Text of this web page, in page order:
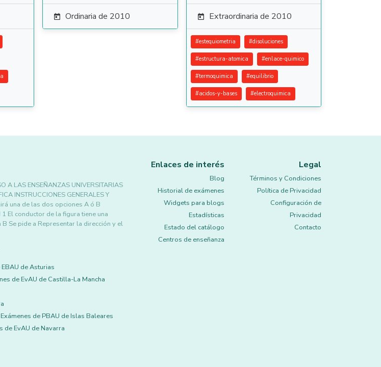
 Ordinaria de 2010  Extraordinaria de 2010
#estequiometria #disoluciones
#estructura-atomica #enlace-quimico
#termoquimica #equilibrio
#acidos-y-bases #electroquimica
A LAS ENSEÑANZAS UNIVERSITARIAS
INSTRUCCIONES GENERALES Y
una de las dos opciones A ó B
1 El conductor de la figura tiene una
Se pide a Representar la dirección y el
de Asturias
de EvAU de Castilla-La Mancha
Exámenes de PBAU de Islas Baleares
de EvAU de Navarra
Enlaces de interés
Blog
Historial de exámenes
Widgets para blogs
Estadísticas
Estado del catálogo
Centros de enseñanza
Legal
Términos y Condiciones
Política de Privacidad
Configuración de
Privacidad
Contacto